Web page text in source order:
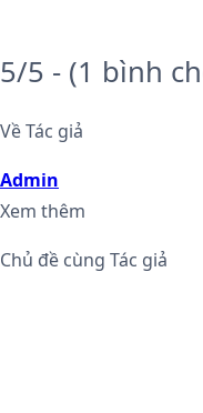
5/5 - (1 bình
Về Tác giả
Admin
Xem thêm
Chủ đề cùng Tác giả